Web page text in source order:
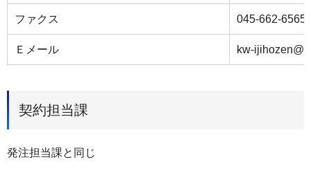
ファクス 045-662-6565
Ｅメール kw-
契約担当課
発注担当課と同じ